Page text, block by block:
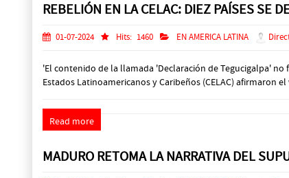
REBELIÓN EN LA CELAC: DIEZ PAÍSES SE
01-07-2024 Hits: 1460 EN AMERICA LATINA
'El contenido de la llamada 'Declaración de Tegucigalpa'
Estados Latinoamericanos y Caribeños (CELAC) afirmaron
Read more
MADURO RETOMA LA NARRATIVA DEL